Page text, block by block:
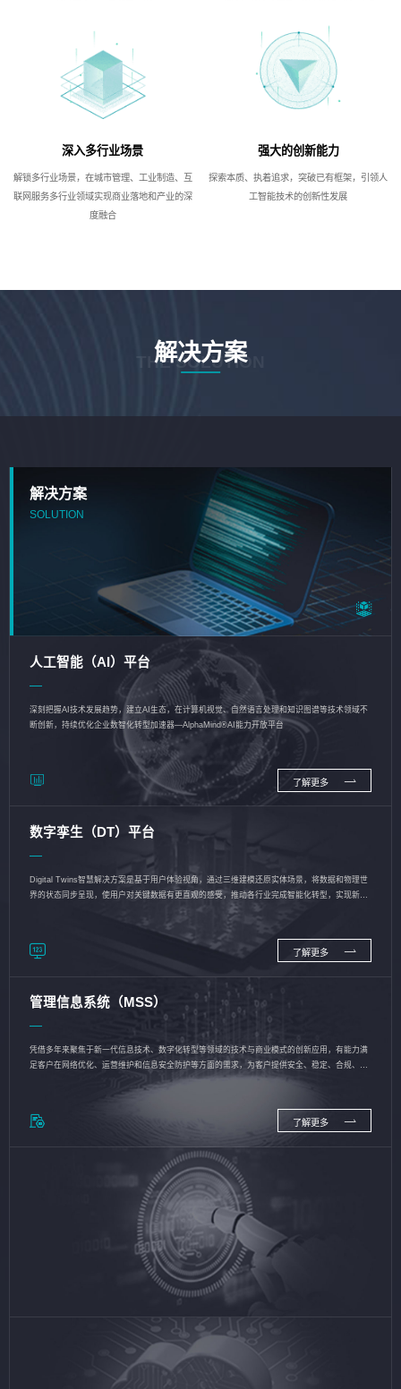
深入多行业场景
解锁多行业场景，在城市管理、工业制造、互
联网服务多行业领域实现商业落地和产业的深
度融合
强大的创新能力
探索本质、执着追求，突破已有框架，引领人
工智能技术的创新性发展
解决方案
THE SOLUTION
解决方案
SOLUTION
人工智能（AI）平台
深刻把握AI技术发展趋势，建立AI生态，在计算机视觉、自然语言处理和知识图谱等技术领域不
断创新，持续优化企业数智化转型加速器—AlphaMind®AI能力开放平台
了解更多
数字孪生（DT）平台
Digital Twins智慧解决方案是基于用户体验视角，通过三维建模还原实体场景，将数据和物理世
界的状态同步呈现，使用户对关键数据有更直观的感受，推动各行业完成智能化转型，实现新旧
了解更多
管理信息系统（MSS）
凭借多年来聚焦于新一代信息技术、数字化转型等领域的技术与商业模式的创新应用，有能力满
足客户在网络优化、运营维护和信息安全防护等方面的需求，为客户提供安全、稳定、合规、持
了解更多